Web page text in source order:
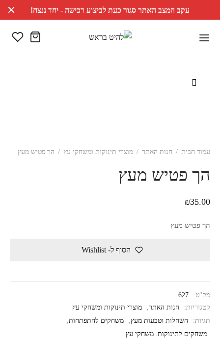
עקב המצב האתר סגור כעת לביצוע רכישה - יחד ננצח!
עמוד הבית / חנות האתר / מוצרי תינוקות ומשחקי עץ / הך פטיש מעץ
הך פטיש מעץ
₪35.00
הך פטיש מעץ
הסוף ל- Wishlist
מק"ט:
627
קטגוריות:
חנות האתר,
מוצרי תינוקות ומשחקי עץ
תגיות:
השחלות וטבעות מעץ, משחקים להתפתחות,
משחקים לתינוקות. משחקי עץ